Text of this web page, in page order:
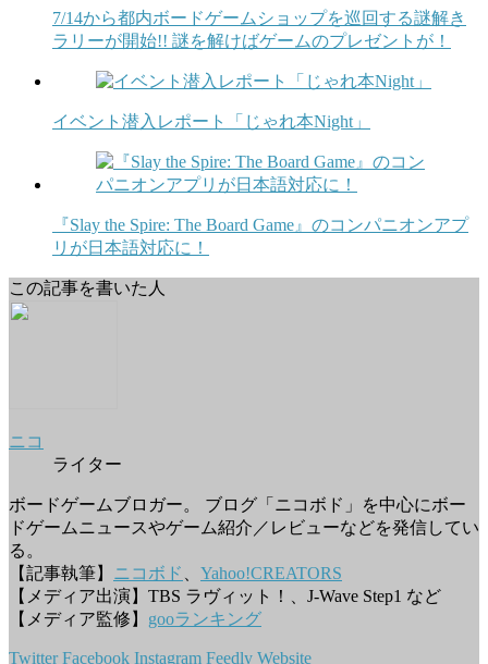
7/14から都内ボードゲームショップを巡回する謎解き
ラリーが開始!! 謎を解けばゲームのプレゼントが！
イベント潜入レポート「じゃれ本Night」
『Slay the Spire: The Board Game』のコンパニオンアプ
リが日本語対応に！
この記事を書いた人
ニコ
ライター
ボードゲームブロガー。 ブログ「ニコボド」を中心にボー
ドゲームニュースやゲーム紹介／レビューなどを発信してい
る。
【記事執筆】 ニコボド
Yahoo!CREATORS
【メディア出演】TBS ラヴィット！、J-Wave Step1 など
【メディア監修】 gooランキング
Twitter Facebook Instagram Feedly Website